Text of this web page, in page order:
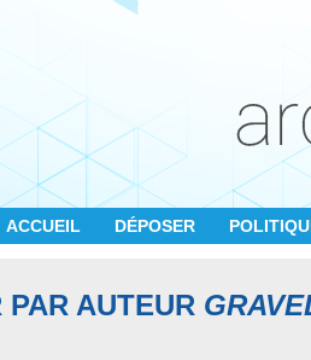
ACCUEIL DÉPOSER
PAR AUTEUR